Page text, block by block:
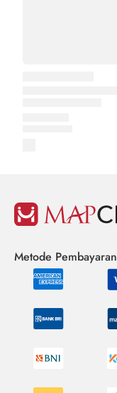
Metode Pembayaran